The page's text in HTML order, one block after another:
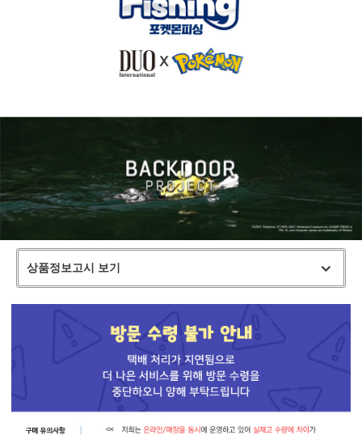
상품정보고시 보기